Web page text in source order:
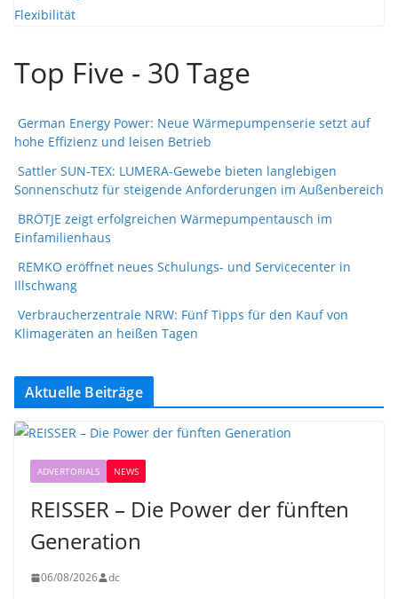
Top Five - 30 Tage
German Energy Power: Neue Wärmepumpenserie setzt auf
hohe Effizienz und leisen Betrieb
Sattler SUN-TEX: LUMERA-Gewebe bieten langlebigen
Sonnenschutz für steigende Anforderungen im Außenbereich
BRÖTJE zeigt erfolgreichen Wärmepumpentausch im
Einfamilienhaus
REMKO eröffnet neues Schulungs- und Servicecenter in
Illschwang
Verbraucherzentrale NRW: Fünf Tipps für den Kauf von
Klimageräten an heißen Tagen
Aktuelle Beiträge
ADVERTORIALS NEWS
REISSER – Die Power der fünften
Generation
06/08/2026 dc